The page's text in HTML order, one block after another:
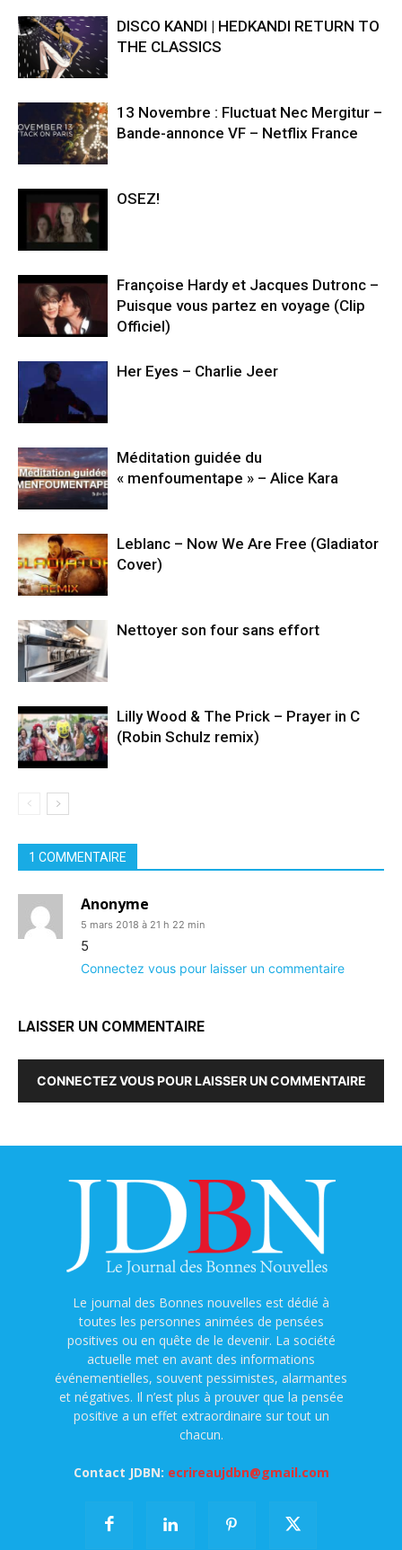
DISCO KANDI | HEDKANDI RETURN TO
THE CLASSICS
13 Novembre : Fluctuat Nec Mergitur –
Bande-annonce VF – Netflix France
OSEZ!
Françoise Hardy et Jacques Dutronc –
Puisque vous partez en voyage (Clip
Officiel)
Her Eyes – Charlie Jeer
Méditation guidée du
« menfoumentape » – Alice Kara
Leblanc – Now We Are Free (Gladiator
Cover)
Nettoyer son four sans effort
Lilly Wood & The Prick – Prayer in C
(Robin Schulz remix)
1 COMMENTAIRE
Anonyme
5 mars 2018 à 21 h 22 min
5
Connectez vous pour laisser un commentaire
LAISSER UN COMMENTAIRE
CONNECTEZ VOUS POUR LAISSER UN COMMENTAIRE
Le journal des Bonnes nouvelles est dédié à
toutes les personnes animées de pensées
positives ou en quête de le devenir. La société
actuelle met en avant des informations
événementielles, souvent pessimistes, alarmantes
et négatives. Il n’est plus à prouver que la pensée
positive a un effet extraordinaire sur tout un
chacun.
Contact JDBN: ecrireaujdbn@gmail.com